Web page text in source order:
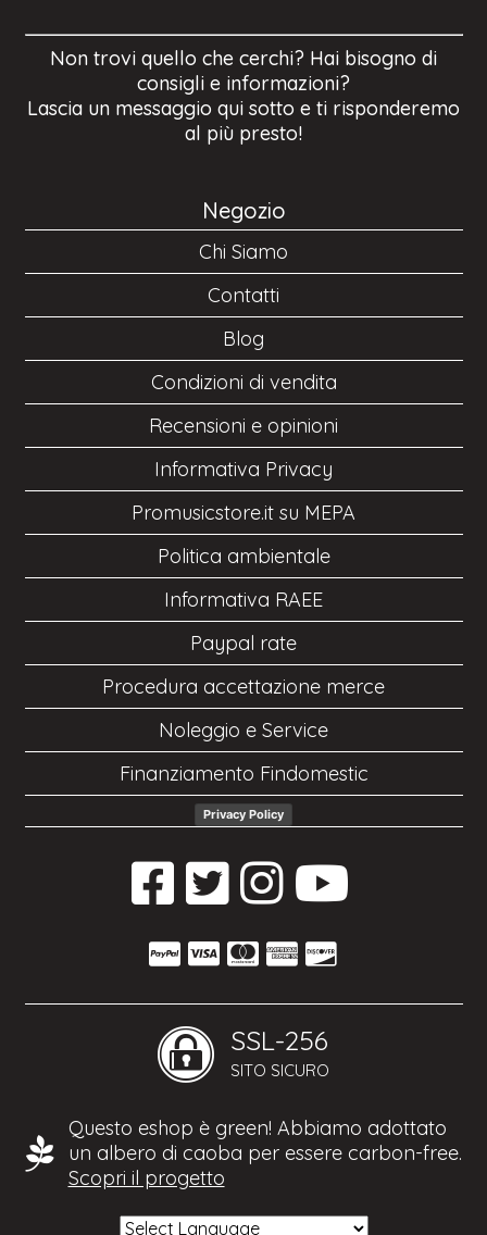
Non trovi quello che cerchi? Hai bisogno di
consigli e informazioni?
Lascia un messaggio qui sotto e ti risponderemo
al più presto!
Negozio
Chi Siamo
Contatti
Blog
Condizioni di vendita
Recensioni e opinioni
Informativa Privacy
Promusicstore.it su MEPA
Politica ambientale
Informativa RAEE
Paypal rate
Procedura accettazione merce
Noleggio e Service
Finanziamento Findomestic
Privacy Policy
SSL-256
SITO SICURO
Questo eshop è green! Abbiamo adottato
un albero di caoba per essere carbon-free.
Scopri il progetto